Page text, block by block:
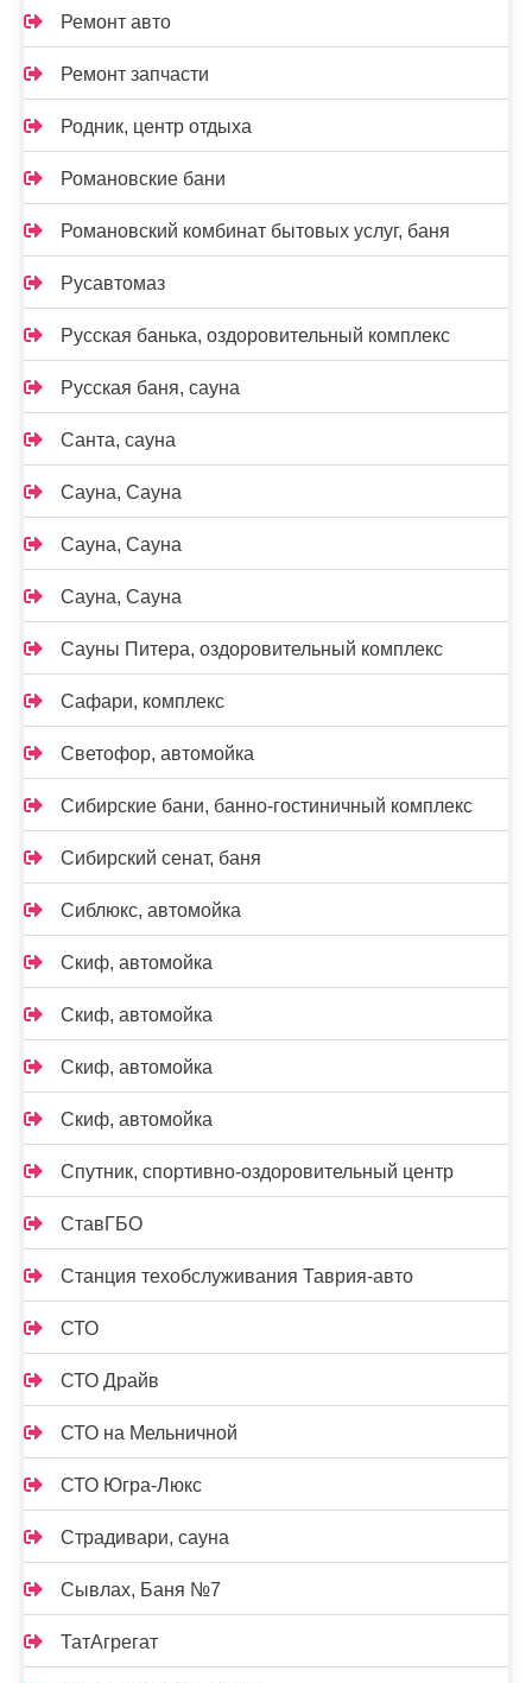
Ремонт авто
Ремонт запчасти
Родник, центр отдыха
Романовские бани
Романовский комбинат бытовых услуг, баня
Русавтомаз
Русская банька, оздоровительный комплекс
Русская баня, сауна
Санта, сауна
Сауна, Сауна
Сауна, Сауна
Сауна, Сауна
Сауны Питера, оздоровительный комплекс
Сафари, комплекс
Светофор, автомойка
Сибирские бани, банно-гостиничный комплекс
Сибирский сенат, баня
Сиблюкс, автомойка
Скиф, автомойка
Скиф, автомойка
Скиф, автомойка
Скиф, автомойка
Спутник, спортивно-оздоровительный центр
СтавГБО
Станция техобслуживания Таврия-авто
СТО
СТО Драйв
СТО на Мельничной
СТО Югра-Люкс
Страдивари, сауна
Сывлах, Баня №7
ТатАгрегат